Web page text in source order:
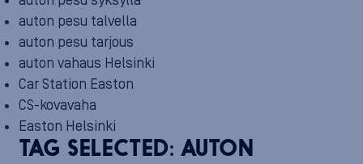
auton pesu talvella
auton pesu tarjous
auton vahaus Helsinki
Car Station Easton
CS-kovavaha
Easton Helsinki
TAG SELECTED: AUTON